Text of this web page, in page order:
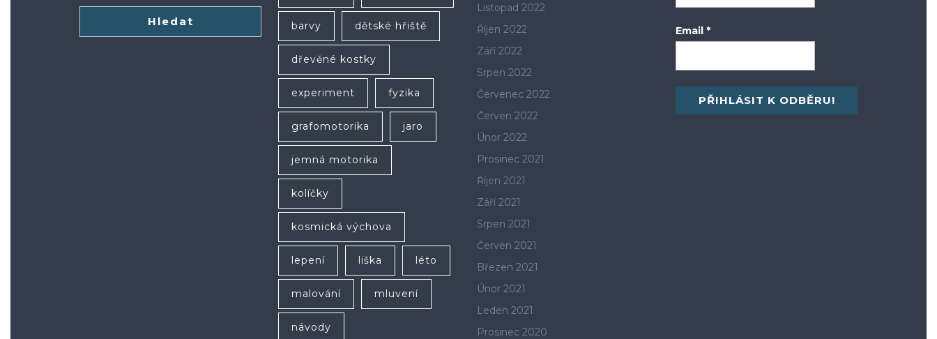
Hledat barvy dětské hřiště
dřevěné kostky
experiment fyzika
grafomotorika jaro
jemná motorika
kolíčky
kosmická výchova
lepení liška léto
malování mluvení
návody
Listopad 2022
Říjen 2022
Září 2022
Srpen 2022
Červenec 2022
Červen 2022
Únor 2022
Prosinec 2021
Říjen 2021
Září 2021
Srpen 2021
Červen 2021
Březen 2021
Únor 2021
Leden 2021
Prosinec 2020
Email *